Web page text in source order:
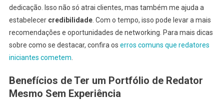
dedicação. Isso não só atrai clientes, mas também me ajuda a
estabelecer credibilidade. Com o tempo, isso pode levar a mais
recomendações e oportunidades de networking. Para mais dicas
sobre como se destacar, confira os erros comuns que redatores
iniciantes cometem.
Benefícios de Ter um Portfólio de Redator
Mesmo Sem Experiência